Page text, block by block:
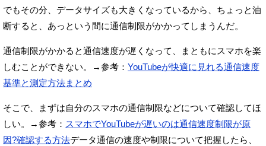
でもその分、データサイズも大きくなっているから、 ちょっと油
断すると、あっという間に通信制限がかかってしまうんだ。
通信制限がかかると通信速度が遅くなって、
まともにスマホを楽
しむことができない。
→参考： YouTubeが快適に見れる通信速度
基準と測定方法まとめ
そこで、まずは自分のスマホの通信制限などについて確認してほ
しい。
→参考： スマホでYouTubeが遅いのは通信速度制限が原
因?確認する方法データ通信の速度や制限について把握したら、